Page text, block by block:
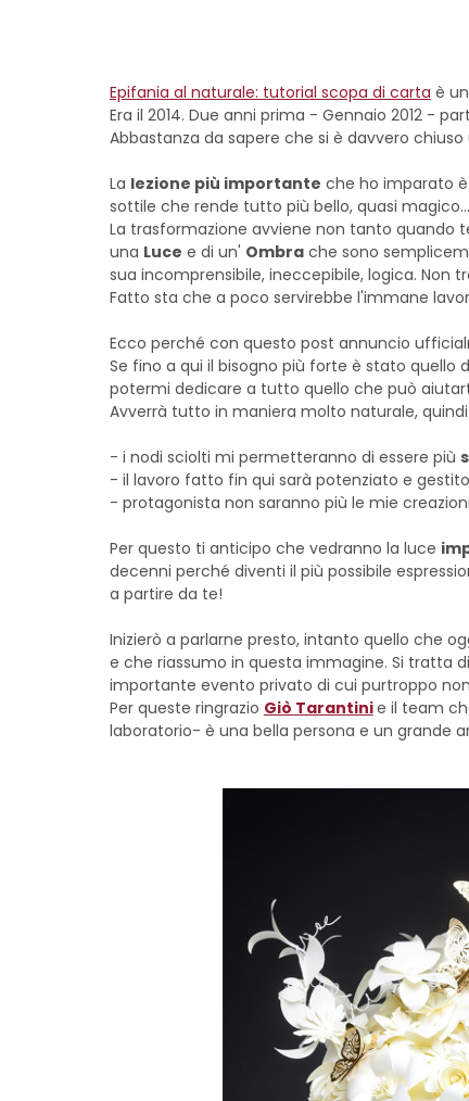
Epifania al naturale: tutorial scopa di carta è
Era il 2014. Due anni prima - Gennaio 2012 -
Abbastanza da sapere che si è davvero
La lezione più importante che ho imparato
sottile che rende tutto più bello, quasi
La trasformazione avviene non tanto quando
una Luce e di un' Ombrache sono
sua incomprensibile, ineccepibile, logica. Non
Fatto sta che a poco servirebbe l'immane
Ecco perché con questo post annuncio
Se fino a qui il bisogno più forte è stato quello
potermi dedicare a tutto quello che può
Avverrà tutto in maniera molto naturale,
- i nodi sciolti mi permetteranno di essere più
- il lavoro fatto fin qui sarà potenziato e
- protagonista non saranno più le mie
Per questo ti anticipo che vedranno la luce
decenni perché diventi il più possibile
a partire da te!
Inizierò a parlarne presto, intanto quello che
e che riassumo in questa immagine. Si tratta
importante evento privato di cui purtroppo
Per queste ringrazio Giò Tarantinie il team
laboratorio- è una bella persona e un grande